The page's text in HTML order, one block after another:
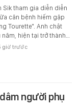
Sik tham gia diễn diễn
căn bệnh hiếm gặp
Tourette". Anh chật
hiện tại trở thành…
giờ trước
người phụ